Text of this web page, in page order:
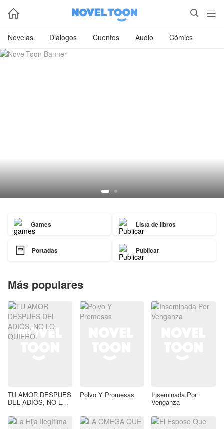
  
Novelas Diálogos Cuentos Audio Cómics
Games Lista de libros
 Portadas Publicar
Más populares
TU AMOR DESPUES
DEL ADIÓS, NO LO
Polvo Y Promesas Inseminada Por
Venganza